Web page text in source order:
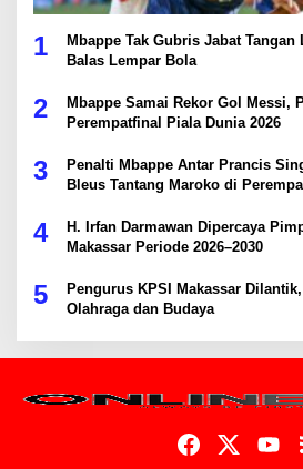
1
Mbappe Tak Gubris Jabat
Balas Lempar Bola
2
Mbappe Samai Rekor Gol Messi,
Perempatfinal Piala Dunia 2026
3
Penalti Mbappe Antar Prancis
Bleus Tantang Maroko di
4
H. Irfan Darmawan Dipercaya
Makassar Periode 2026–2030
5
Pengurus KPSI Makassar
Olahraga dan Budaya